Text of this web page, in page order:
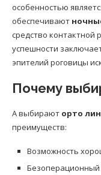
особенностью
обеспечивают
средство контактной
успешности
эпителий роговицы
Почему
А выбирают орто
преимуществ:
Возможность
Безоперационный